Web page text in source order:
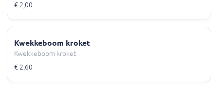
€ 2,00
Kwekkeboom kroket
Kwekkeboom kroket
€ 2,60